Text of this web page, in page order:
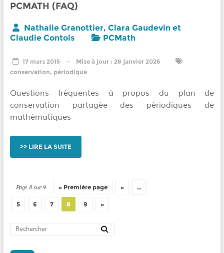
PCMATH (FAQ)
Nathalie Granottier, Clara Gaudevinet
Claudie Contois
PCMath
17 mars 2015
28 janvier 2026
conservation, périodique
Questions fréquentes à propos du plan de
conservation partagée des périodiques de
mathématiques
LIRE LA SUITE
Page 8 sur 9 « Première page « …
5 6 7 8 9 »